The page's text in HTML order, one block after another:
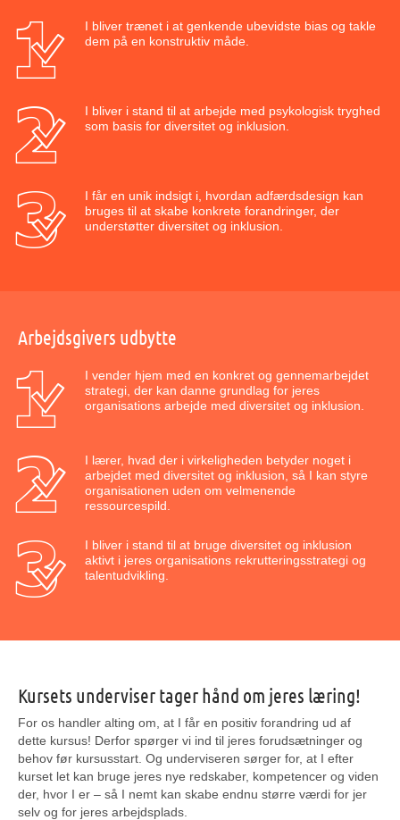
I bliver trænet i at genkende ubevidste bias og takle
dem på en konstruktiv måde.
I bliver i stand til at arbejde med psykologisk tryghed
som basis for diversitet og inklusion.
I får en unik indsigt i, hvordan adfærdsdesign kan
bruges til at skabe konkrete forandringer, der
understøtter diversitet og inklusion.
Arbejdsgivers udbytte
I vender hjem med en konkret og gennemarbejdet
strategi, der kan danne grundlag for jeres
organisations arbejde med diversitet og inklusion.
I lærer, hvad der i virkeligheden betyder noget i
arbejdet med diversitet og inklusion, så I kan styre
organisationen uden om velmenende
ressourcespild.
I bliver i stand til at bruge diversitet og inklusion
aktivt i jeres organisations rekrutteringsstrategi og
talentudvikling.
Kursets underviser tager hånd om jeres læring!
For os handler alting om, at I får en positiv forandring ud af
dette kursus! Derfor spørger vi ind til jeres forudsætninger og
behov før kursusstart. Og underviseren sørger for, at I efter
kurset let kan bruge jeres nye redskaber, kompetencer og viden
der, hvor I er – så I nemt kan skabe endnu større værdi for jer
selv og for jeres arbejdsplads.